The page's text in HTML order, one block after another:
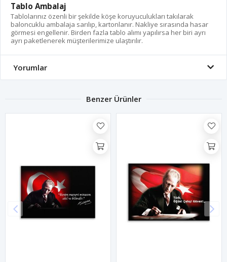
Tablo Ambalaj
Tablolarınız özenli bir şekilde köşe koruyuculukları takılarak
baloncuklu ambalaja sarılıp, kartonlanır. Nakliye sırasında hasar
görmesi engellenir. Birden fazla tablo alımı yapılırsa her biri ayrı
ayrı paketlenerek müşterilerimize ulaştırılır.
Yorumlar
Benzer Ürünler